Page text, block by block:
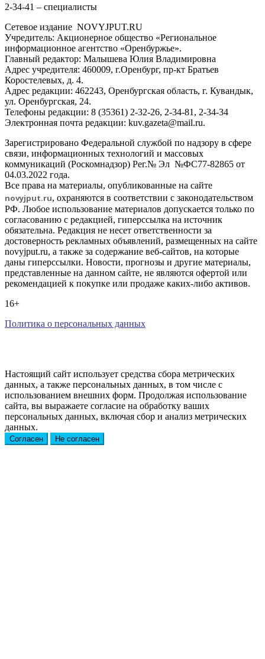
2-34-41 – специалисты
Сетевое издание NOVYJPUT.RU
Учредитель: Акционерное общество «Региональное
информационное агентство «Оренбуржье».
Главный редактор: Малышева Юлия Владимировна
Адрес учредителя: 460009, г.Оренбург, пр-кт Братьев
Коростелевых, д. 4.
Адрес редакции: 462243, Оренбургская область, г. Кувандык,
ул. Оренбургская, 24.
Телефоны редакции: 8 (35361) 2-32-26, 2-34-81, 2-34-34
Электронная почта редакции: kuv.gazeta@mail.ru.
Зарегистрировано Федеральной службой по надзору в сфере
связи, информационных технологий и массовых
коммуникаций (Роскомнадзор) Рег.№ Эл №ФС77-82865 от
04.03.2022 года.
Все права на материалы, опубликованные на сайте
novyjput.ru, охраняются в соответствии с законодательством
РФ. Любое использование материалов допускается только по
согласованию с редакцией, гиперссылка на источник
обязательна. Редакция не несет ответственности за
достоверность рекламных объявлений, размещенных на сайте
novyjput.ru, а также за содержание веб-сайтов, на которые
даны гиперссылки. Новости, прогнозы и другие материалы,
представленные на данном сайте, не являются офертой или
рекомендацией к покупке или продаже каких-либо активов.
16+
Политика о персональных данных
Настоящий сайт использует средства сбора метрических
данных, а также персональных данных, в том числе с
использованием внешних форм. Продолжая использование
сайта, вы выражаете согласие на обработку ваших
персональных данных, включая сбор и анализ метрических
данных.
Согласен Не согласен